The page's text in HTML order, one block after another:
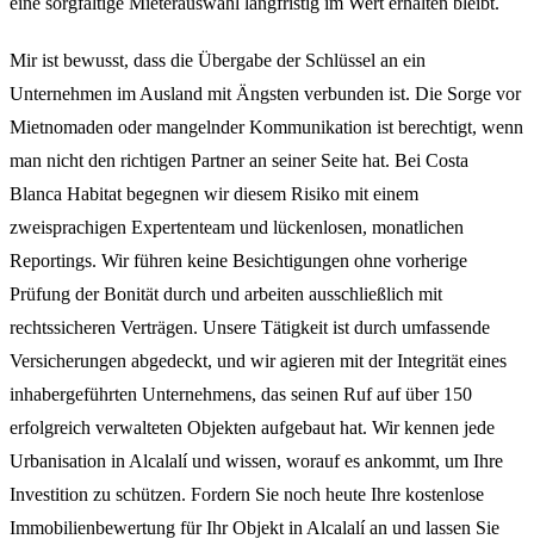
Mir ist bewusst, dass die Übergabe der Schlüssel an ein
Unternehmen im Ausland mit Ängsten verbunden ist. Die Sorge vor
Mietnomaden oder mangelnder Kommunikation ist berechtigt, wenn
man nicht den richtigen Partner an seiner Seite hat. Bei Costa
Blanca Habitat begegnen wir diesem Risiko mit einem
zweisprachigen Expertenteam und lückenlosen, monatlichen
Reportings. Wir führen keine Besichtigungen ohne vorherige
Prüfung der Bonität durch und arbeiten ausschließlich mit
rechtssicheren Verträgen. Unsere Tätigkeit ist durch umfassende
Versicherungen abgedeckt, und wir agieren mit der Integrität eines
inhabergeführten Unternehmens, das seinen Ruf auf über 150
erfolgreich verwalteten Objekten aufgebaut hat. Wir kennen jede
Urbanisation in Alcalalí und wissen, worauf es ankommt, um Ihre
Investition zu schützen. Fordern Sie noch heute Ihre kostenlose
Immobilienbewertung für Ihr Objekt in Alcalalí an und lassen Sie